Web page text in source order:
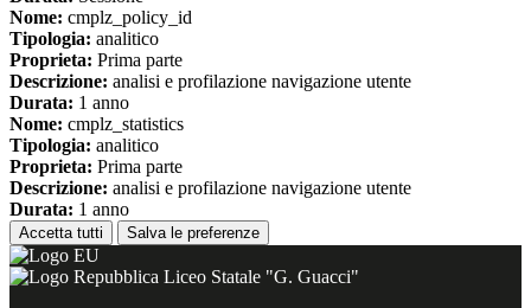
Nome: cmplz_policy_id
Tipologia: analitico
Proprieta: Prima parte
Descrizione: analisi e profilazione navigazione utente
Durata: 1 anno
Nome: cmplz_statistics
Tipologia: analitico
Proprieta: Prima parte
Descrizione: analisi e profilazione navigazione utente
Durata: 1 anno
Accetta tutti Salva le preferenze
Liceo Statale "G. Guacci"